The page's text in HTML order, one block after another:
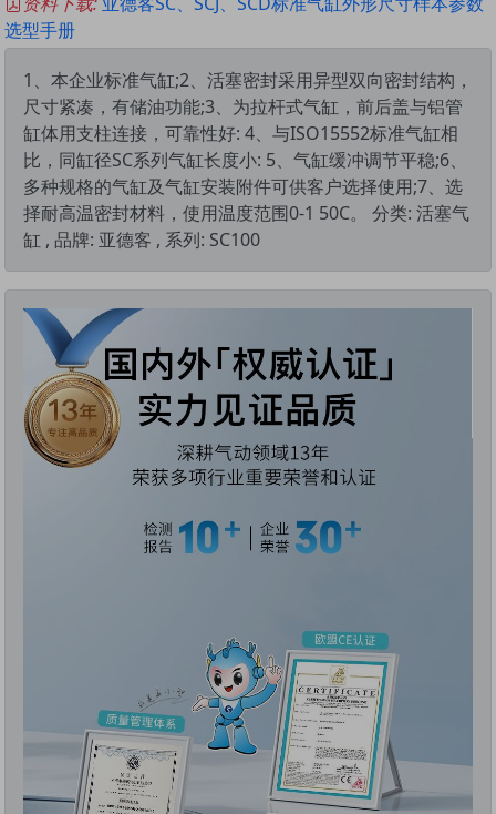
选型手册
1、本企业标准气缸;2、活塞密封采用异型双向密封结构，
尺寸紧凑，有储油功能;3、为拉杆式气缸，前后盖与铝管
缸体用支柱连接，可靠性好: 4、与ISO15552标准气缸相
比，同缸径SC系列气缸长度小: 5、气缸缓冲调节平稳;6、
多种规格的气缸及气缸安装附件可供客户选择使用;7、选
择耐高温密封材料，使用温度范围0-1 50C。 分类: 活塞气
缸 , 品牌: 亚德客 , 系列: SC100